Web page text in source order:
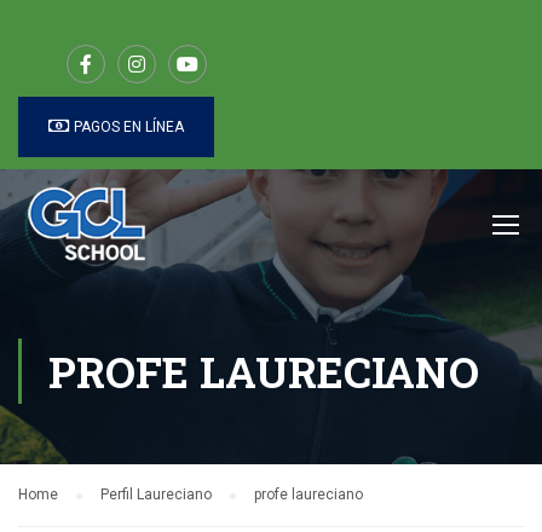
PAGOS EN LÍNEA
PROFE LAURECIANO
Home Perfil Laureciano profe laureciano